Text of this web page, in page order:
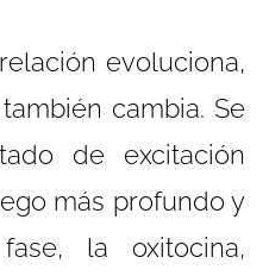
evoluciona,
cambia. Se
de excitación
más profundo y
la oxitocina,